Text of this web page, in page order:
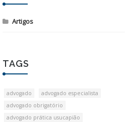
Artigos
TAGS
advogado
advogado especialista
advogado obrigatório
advogado prática usucapião